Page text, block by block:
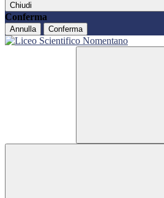
Chiudi
Conferma
Annulla Conferma